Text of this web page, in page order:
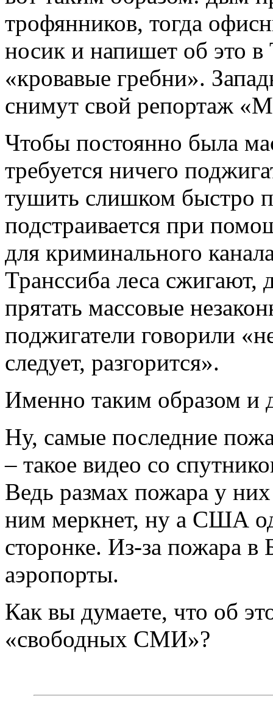
трофянников, тогда
носик и напишет об это в
«кровавые гребни».
снимут свой репортаж
Чтобы постоянно была
требуется ничего
тушить слишком быстро
подстраивается при
для криминального
Транссиба леса сжигают,
прятать массовые
поджигатели говорили
следует, разгорится».
Именно таким образом и
Ну, самые последние
– такое видео со
Ведь размах пожара у
ним меркнет, ну а США
сторонке. Из-за пожара
аэропорты.
Как вы думаете, что об
«свободных СМИ»?